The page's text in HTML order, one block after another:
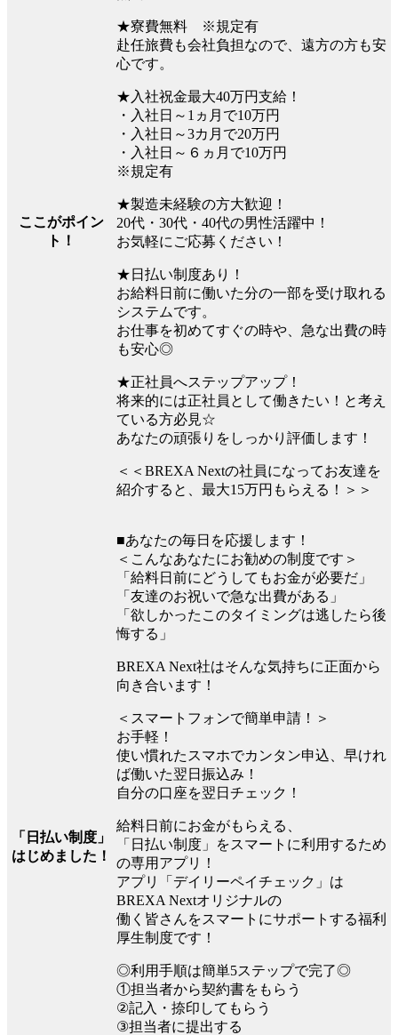
ここがポイン
ト！
★寮費無料 ※規定有
赴任旅費も会社負担なので、遠方の方も安
心です。
★入社祝金最大40万円支給！
・入社日～1ヵ月で10万円
・入社日～3カ月で20万円
・入社日～６ヵ月で10万円
※規定有
★製造未経験の方大歓迎！
20代・30代・40代の男性活躍中！
お気軽にご応募ください！
★日払い制度あり！
お給料日前に働いた分の一部を受け取れる
システムです。
お仕事を初めてすぐの時や、急な出費の時
も安心◎
★正社員へステップアップ！
将来的には正社員として働きたい！と考え
ている方必見☆
あなたの頑張りをしっかり評価します！
＜＜BREXA Nextの社員になってお友達を
紹介すると、最大15万円もらえる！＞＞
「日払い制度」
はじめました！
■あなたの毎日を応援します！
＜こんなあなたにお勧めの制度です＞
「給料日前にどうしてもお金が必要だ」
「友達のお祝いで急な出費がある」
「欲しかったこのタイミングは逃したら後
悔する」
BREXA Next社はそんな気持ちに正面から
向き合います！
＜スマートフォンで簡単申請！＞
お手軽！
使い慣れたスマホでカンタン申込、早けれ
ば働いた翌日振込み！
自分の口座を翌日チェック！
給料日前にお金がもらえる、
「日払い制度」をスマートに利用するため
の専用アプリ！
アプリ「デイリーペイチェック」は
BREXA Nextオリジナルの
働く皆さんをスマートにサポートする福利
厚生制度です！
◎利用手順は簡単5ステップで完了◎
①担当者から契約書をもらう
②記入・捺印してもらう
③担当者に提出する